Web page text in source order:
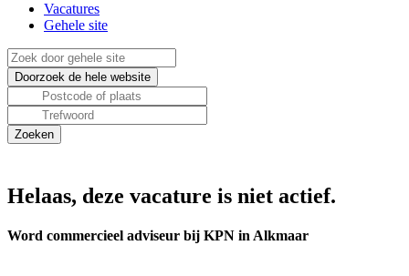
Vacatures
Gehele site
Helaas, deze vacature is niet actief.
Word commercieel adviseur bij KPN in Alkmaar